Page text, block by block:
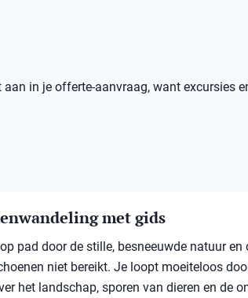
in je offerte-aanvraag, want excursies
met gids
pad door de stille, besneeuwde natuur en
niet bereikt. Je loopt moeiteloos
het landschap, sporen van dieren en de